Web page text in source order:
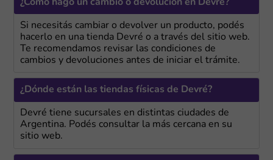
¿Cómo hago un cambio o devolución en Devré?
Si necesitás cambiar o devolver un producto, podés
hacerlo en una tienda Devré o a través del sitio web.
Te recomendamos revisar las condiciones de
cambios y devoluciones antes de iniciar el trámite.
¿Dónde están las tiendas físicas de Devré?
Devré tiene sucursales en distintas ciudades de
Argentina. Podés consultar la más cercana en su
sitio web.